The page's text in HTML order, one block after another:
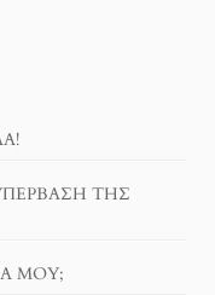
ΤΗΣ
ΜΟΥ;